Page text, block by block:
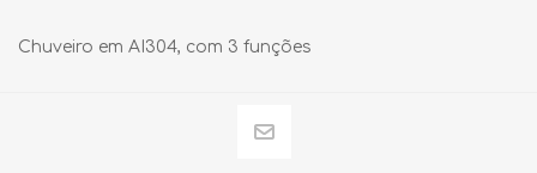
Chuveiro em AI304, com 3 funções